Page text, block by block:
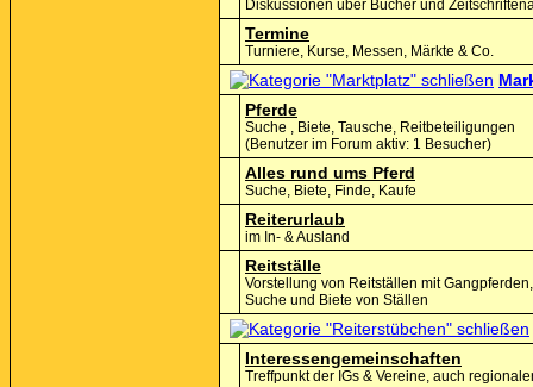
Diskussionen über Bücher und
Termine
Turniere, Kurse, Messen, Märkte & Co.
Pferde
Suche , Biete, Tausche, Reitbeteiligungen
(Benutzer im Forum aktiv: 1 Besucher)
Alles rund ums Pferd
Suche, Biete, Finde, Kaufe
Reiterurlaub
im In- & Ausland
Reitställe
Vorstellung von Reitställen mit
Suche und Biete von Ställen
Interessengemeinschaften
Treffpunkt der IGs & Vereine, auch